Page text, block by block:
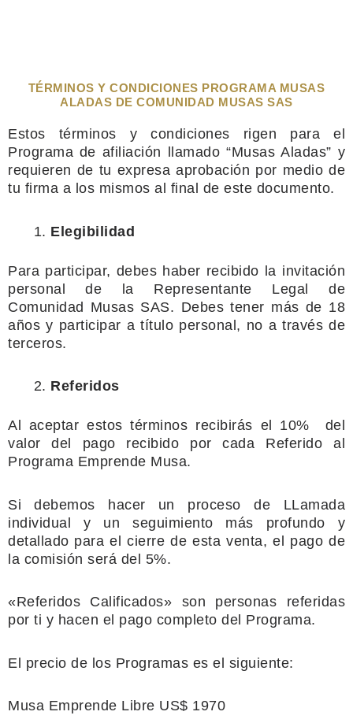
TÉRMINOS Y CONDICIONES PROGRAMA MUSAS
ALADAS DE COMUNIDAD MUSAS SAS
Estos términos y condiciones rigen para el
Programa de afiliación llamado “Musas Aladas” y
requieren de tu expresa aprobación por medio de
tu firma a los mismos al final de este documento.
Elegibilidad
Para participar, debes haber recibido la invitación
personal de la
Representante Legal de
Comunidad Musas SAS. Debes tener más de 18
años y participar a título personal, no a través de
terceros.
Referidos
Al aceptar estos términos recibirás el 10%
del
valor del pago recibido por cada Referido al
Programa Emprende Musa.
Si debemos hacer un proceso de LLamada
individual y un seguimiento más profundo y
detallado para el cierre de esta venta, el pago de
la comisión será del 5%.
«Referidos Calificados» son personas referidas
por ti y hacen el pago completo del Programa.
El precio de los Programas es el siguiente:
Musa Emprende Libre US$ 1970